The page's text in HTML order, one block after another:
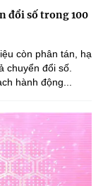
đổi số trong 100
còn phân tán, hạ
chuyển đổi số.
hành động...